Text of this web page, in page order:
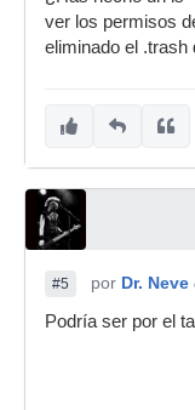
ver los permisos
eliminado el .trash
#5 por Dr. Neve
Podría ser por el